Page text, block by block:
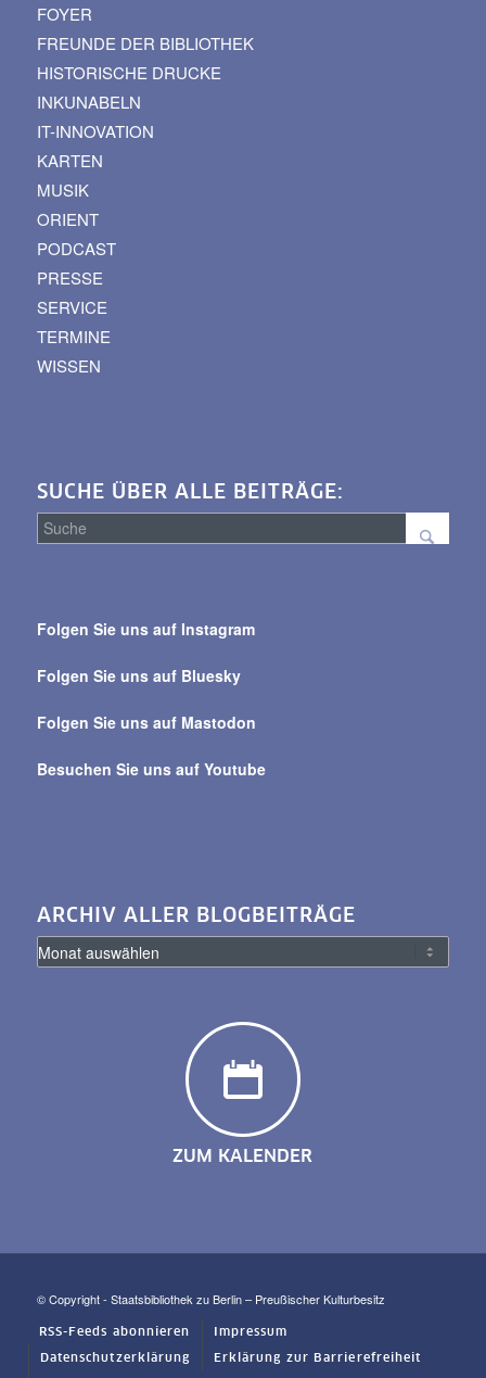
FOYER
FREUNDE DER BIBLIOTHEK
HISTORISCHE DRUCKE
INKUNABELN
IT-INNOVATION
KARTEN
MUSIK
ORIENT
PODCAST
PRESSE
SERVICE
TERMINE
WISSEN
SUCHE ÜBER ALLE BEITRÄGE:
alle
Folgen Sie uns auf Instagram
Folgen Sie uns auf Bluesky
Folgen Sie uns auf Mastodon
Besuchen Sie uns auf Youtube
ARCHIV ALLER BLOGBEITRÄGE
ZUM KALENDER
© Copyright - Staatsbibliothek zu Berlin – Preußischer Kulturbesitz
RSS-Feeds abonnieren Impressum
Datenschutzerklärung Erklärung zur Barrierefreiheit